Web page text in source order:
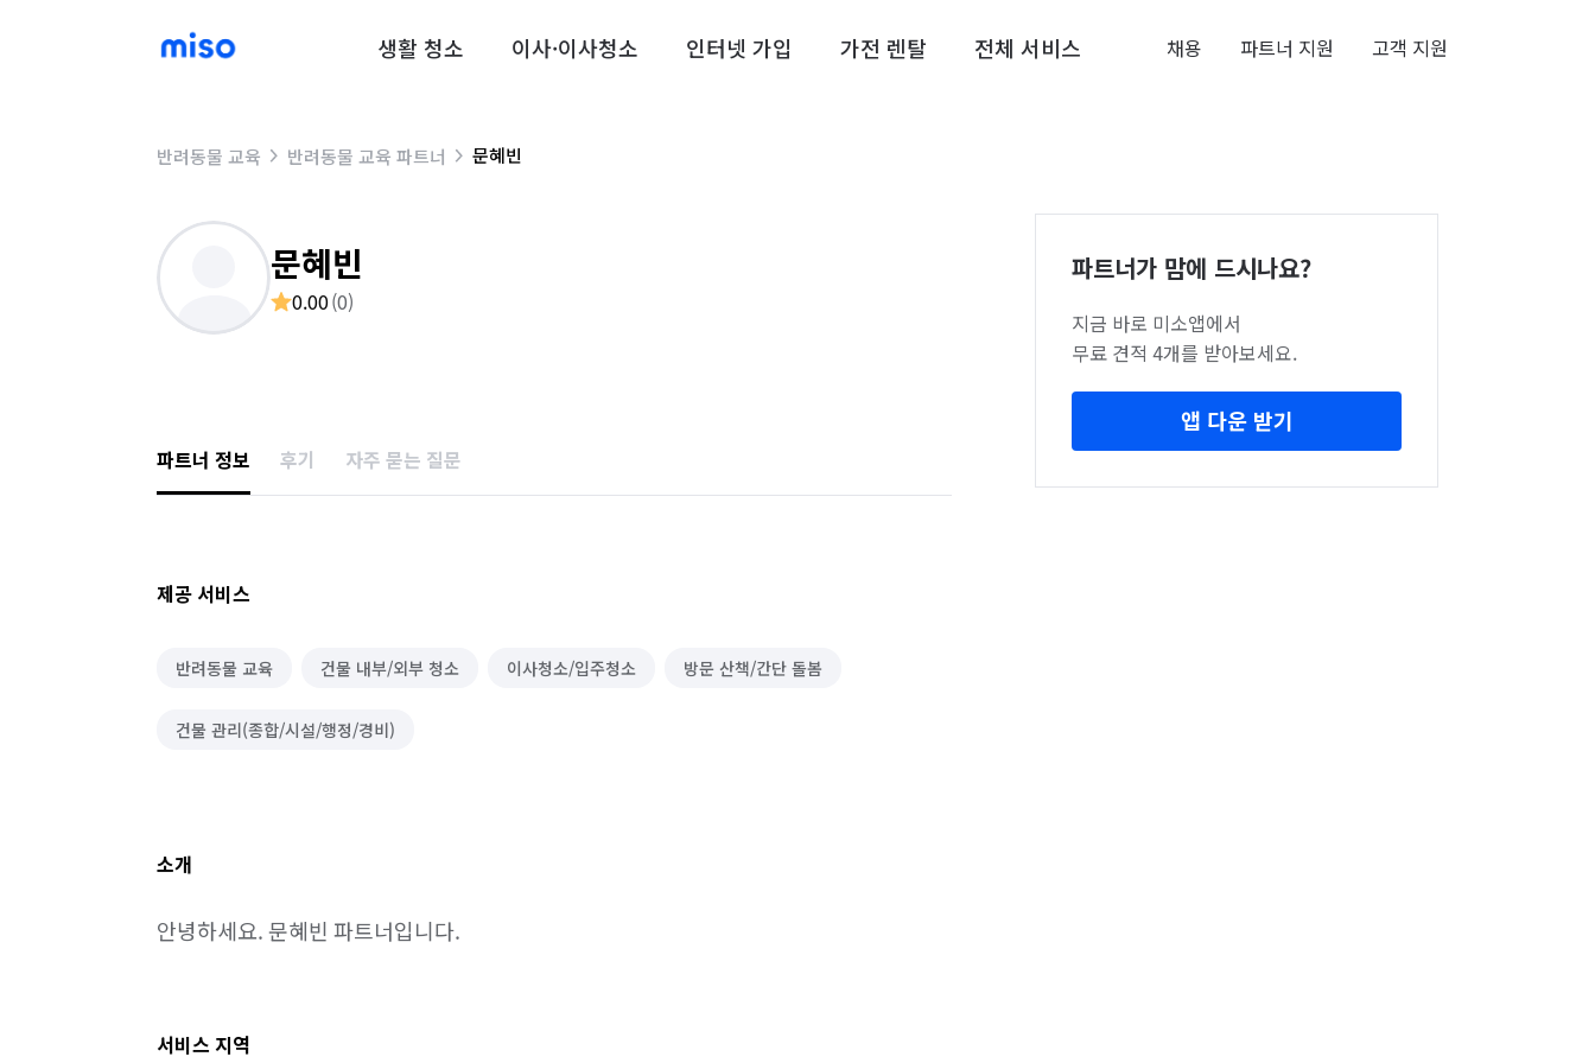
생활 청소 이사·이사청소 인터넷 가입 가전 렌탈 전체 서비스 채용 파트너 지원 고객 지원
반려동물 교육 반려동물 교육 파트너 문혜빈
문혜빈
0.00(0)
파트너 정보 후기 자주 묻는 질문
제공 서비스
반려동물 교육 건물 내부/외부 청소 이사청소/입주청소 방문 산책/간단 돌봄
건물 관리(종합/시설/행정/경비)
소개
안녕하세요. 문혜빈 파트너입니다.
서비스 지역
파트너가 맘에 드시나요?
지금 바로 미소앱에서
무료 견적 4개를 받아보세요.
앱 다운 받기